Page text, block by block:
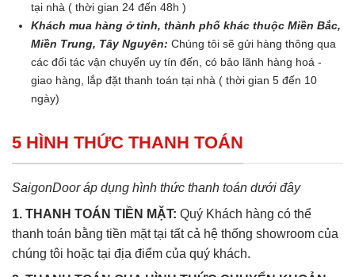
tại nhà ( thời gian 24 đến 48h )
Khách mua hàng ở tỉnh, thành phố khác thuộc Miền Bắc,
Miền Trung, Tây Nguyên: Chúng tôi sẽ gửi hàng thông qua
các đối tác vận chuyển uy tín đến, có bảo lãnh hàng hoá -
giao hàng, lắp đặt thanh toán tại nhà ( thời gian 5 đến 10
ngày)
5 HÌNH THỨC THANH TOÁN
SaigonDoor áp dụng hình thức thanh toán dưới đây
1. THANH TOÁN TIỀN MẶT: Quý Khách hàng có thể
thanh toán bằng tiền mặt tại tất cả hệ thống showroom của
chúng tôi hoặc tại địa điểm của quý khách.